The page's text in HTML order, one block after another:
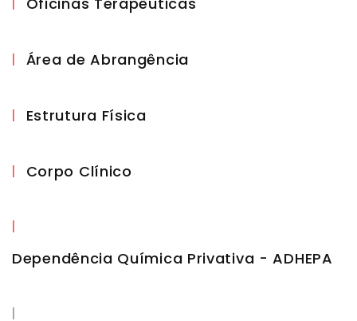
|
| Área de Abrangência
| Estrutura Física
| Corpo Clínico
|
Dependência Química Privativa - ADHEPA
|